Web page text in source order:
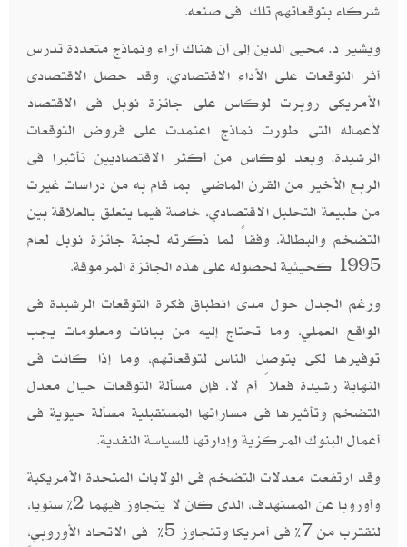
شركاء بتوقعاتهم تلك فى صنعه.
ويشير د. محيى الدين إلى أن هناك آراء ونماذج متعددة تدرس
أثر التوقعات على الأداء الاقتصادي، وقد حصل الاقتصادى
الأمريكى روبرت لوكاس على جائزة نوبل فى الاقتصاد
لأعماله التى طورت نماذج اعتمدت على فروض التوقعات
الرشيدة. ويعد لوكاس من أكثر الاقتصاديين تأثيرا فى
الربع الأخير من القرن الماضي بما قام به من دراسات غيرت
من طبيعة التحليل الاقتصادي، خاصة فيما يتعلق بالعلاقة بين
التضخم والبطالة، وفقاً لما ذكرته لجنة جائزة نوبل لعام
1995 كحيثية لحصوله على هذه الجائزة المرموقة
.
ورغم الجدل حول مدى انطباق فكرة التوقعات الرشيدة فى
الواقع العملي، وما تحتاج إليه من بيانات ومعلومات يجب
توفيرها لكى يتوصل الناس لتوقعاتهم، وما إذا كانت فى
النهاية رشيدة فعلاً أم لا، فإن مسألة التوقعات حيال معدل
التضخم وتأثيرها فى مساراتها المستقبلية مسألة حيوية فى
أعمال البنوك المركزية وإدارتها للسياسة النقدية.
وقد ارتفعت معدلات التضخم فى الولايات المتحدة الأمريكية
وأوروبا عن المستهدف، الذى كان لا يتجاوز فيهما 2% سنويا،
لتقترب من 7% فى أمريكا وتتجاوز 5% فى الاتحاد الأوروبي،